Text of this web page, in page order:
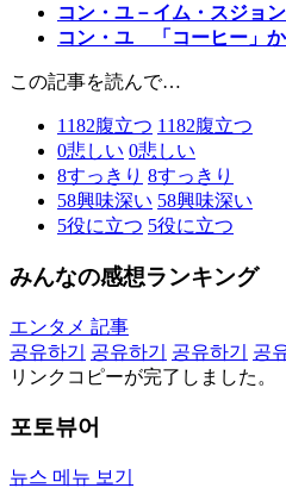
コン・ユ－イム・スジョ
コン・ユ 「コーヒー」
この記事を読んで…
1182腹立つ 1182腹立つ
0悲しい 0悲しい
8すっきり 8すっきり
58興味深い 58興味深い
5役に立つ 5役に立つ
みんなの感想ランキング
エンタメ 記事
공유하기
공유하기 공유하기 공
リンクコピーが完了しました。
포토뷰어
뉴스 메뉴 보기